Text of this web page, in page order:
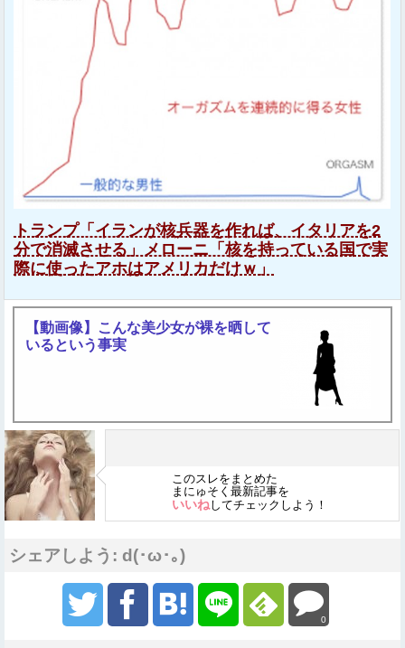
トランプ「イランが核兵器を作れば、イタリアを2
分で消滅させる」メローニ「核を持っている国で実
際に使ったアホはアメリカだけｗ」
【動画像】こんな美少女が裸を晒して
いるという事実
このスレをまとめた
まにゅそく最新記事を
いいねしてチェックしよう！
シェアしよう: d(･ω･｡)
0